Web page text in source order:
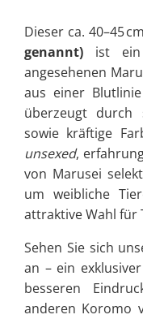
Dieser ca. 40–45
genannt) ist ein
angesehenen
aus einer
überzeugt durch
sowie kräftige
unsexed,
von Marusei
um weibliche
attraktive Wahl für
Sehen Sie sich
an – ein
besseren
anderen Koromo